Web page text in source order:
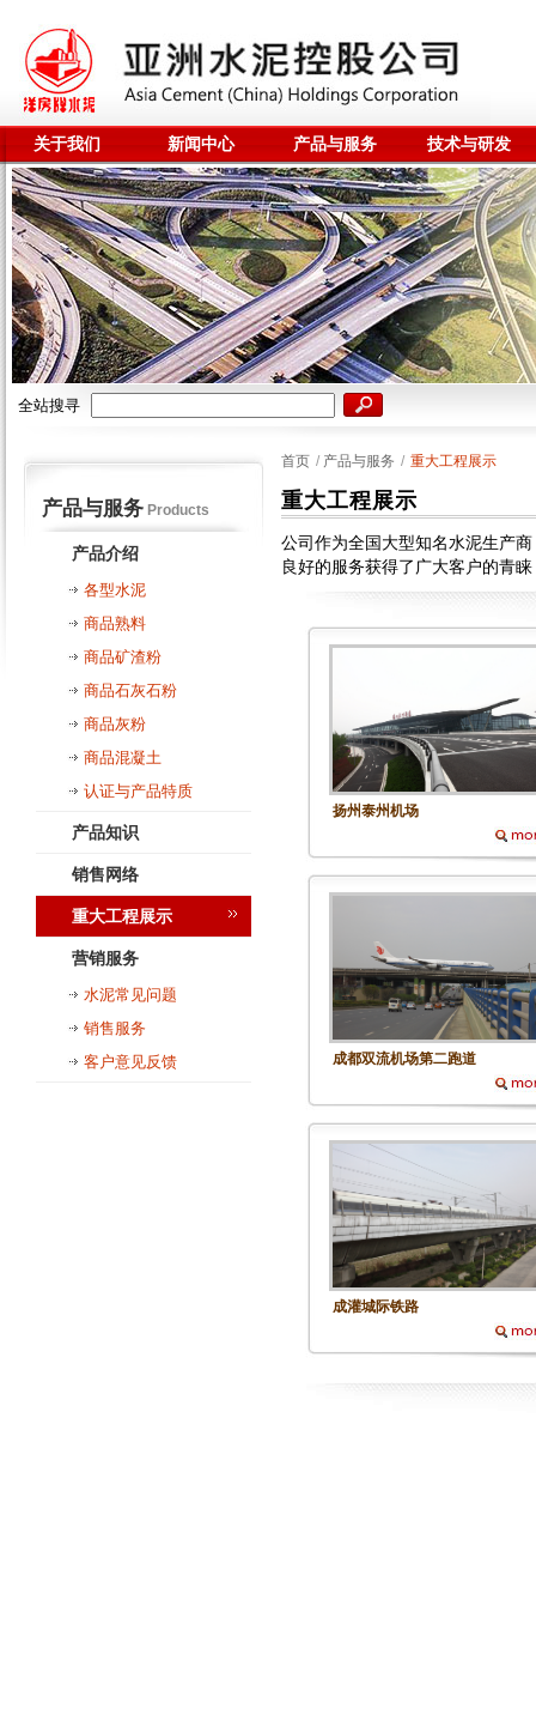
关于我们 新闻中心 产品与服务 技术与研发
全站搜寻
产品与服务 Products
产品介绍
各型水泥
商品熟料
商品矿渣粉
商品石灰石粉
商品灰粉
商品混凝土
认证与产品特质
产品知识
销售网络
重大工程展示
营销服务
水泥常见问题
销售服务
客户意见反馈
首页 / 产品与服务 / 重大工程展示
重大工程展示
公司作为全国大型知名水泥生产
良好的服务获得了广大客户的青
扬州泰州机场
成都双流机场第二跑道
成灌城际铁路